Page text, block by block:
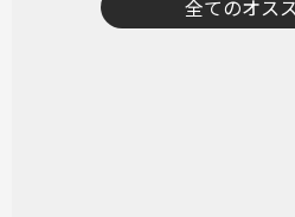
全てのオス